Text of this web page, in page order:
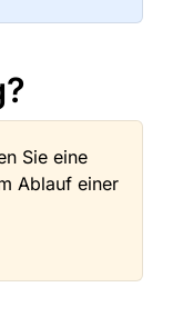
Sie eine
Ablauf einer